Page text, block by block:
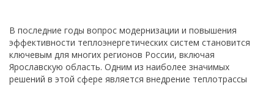
В последние годы вопрос модернизации и повышения
эффективности теплоэнергетических систем становится
ключевым для многих регионов России, включая
Ярославскую область. Одним из наиболее значимых
решений в этой сфере является внедрение теплотрассы